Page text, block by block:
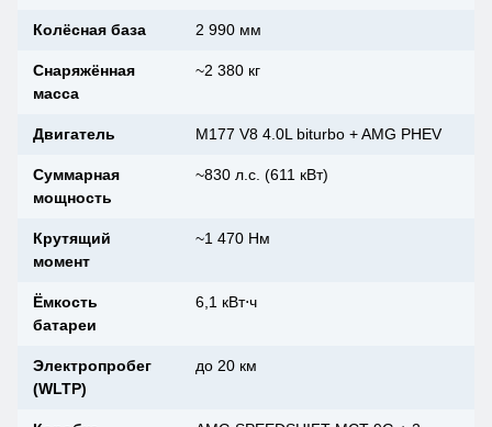
Колёсная база 2 990 мм
Снаряжённая
масса
~2 380 кг
Двигатель M177 V8 4.0L biturbo + AMG PHEV
Суммарная
мощность
~830 л.с. (611 кВт)
Крутящий
момент
~1 470 Нм
Ёмкость
батареи
6,1 кВт⋅ч
Электропробег
(WLTP)
до 20 км